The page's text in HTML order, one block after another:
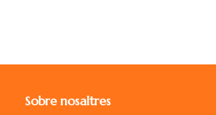
Sobre nosaltres